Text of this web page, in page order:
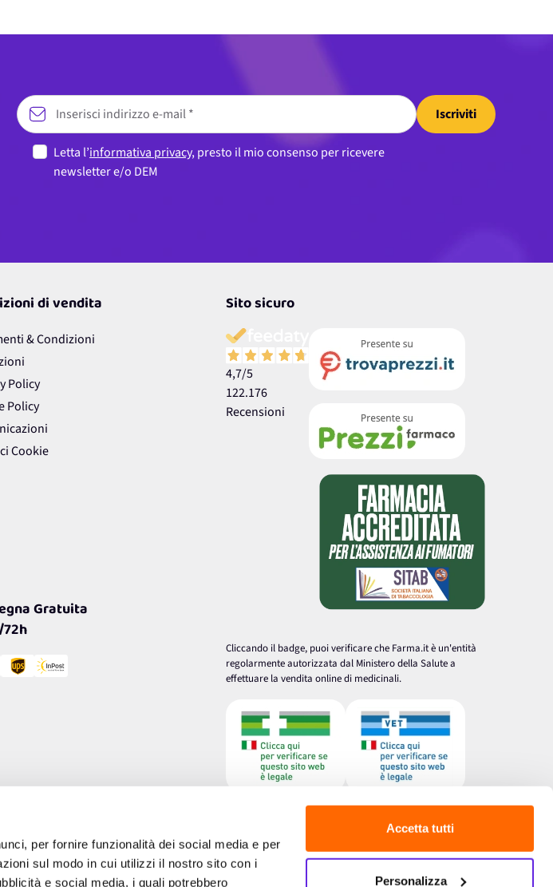
per fornire funzionalità dei social media e per
sul modo in cui utilizzi il nostro sito con i
e social media, i quali potrebbero
Accetta tutti
Personalizza
Iscriviti
Letta l’informativa privacy, presto il mio consenso per ricevere
newsletter e/o DEM
di vendita
& Condizioni
Policy
Policy
Cookie
Gratuita
Sito sicuro
4,7/5
122.176
Recensioni
Cliccando il badge, puoi verificare che Farma.it è un'entità
regolarmente autorizzata dal Ministero della Salute a
effettuare la vendita online di medicinali.